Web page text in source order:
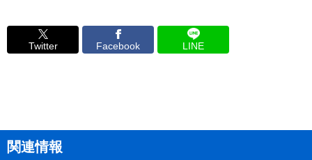
Twitter Facebook LINE
関連情報